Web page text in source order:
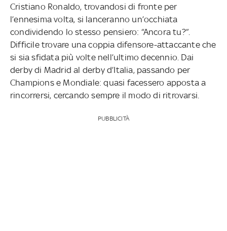
Cristiano Ronaldo, trovandosi di fronte per
l’ennesima volta, si lanceranno un’occhiata
condividendo lo stesso pensiero: “Ancora tu?”.
Difficile trovare una coppia difensore-attaccante che
si sia sfidata più volte nell’ultimo decennio. Dai
derby di Madrid al derby d’Italia, passando per
Champions e Mondiale: quasi facessero apposta a
rincorrersi, cercando sempre il modo di ritrovarsi.
PUBBLICITÀ